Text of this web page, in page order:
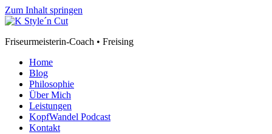
Zum Inhalt springen
Friseurmeisterin-Coach • Freising
Home
Blog
Philosophie
Über Mich
Leistungen
KopfWandel Podcast
Kontakt